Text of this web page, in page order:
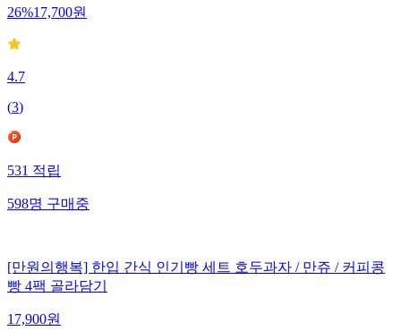
26%17,700원
4.7
(3)
531적립
598명구매중
[만원의행복] 한입 간식 인기빵 세트 호두과자 / 만쥬 / 커피콩
빵 4팩 골라담기
17,900원